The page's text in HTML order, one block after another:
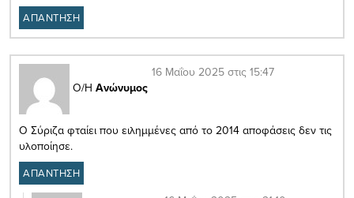
ΑΠΑΝΤΗΣΗ
Ο/Η Ανώνυμος
16 Μαΐου 2025 στις 15:47
Ο Σύριζα φταίει που ειλημμένες από το 2014 αποφάσεις δεν τις
υλοποίησε.
ΑΠΑΝΤΗΣΗ